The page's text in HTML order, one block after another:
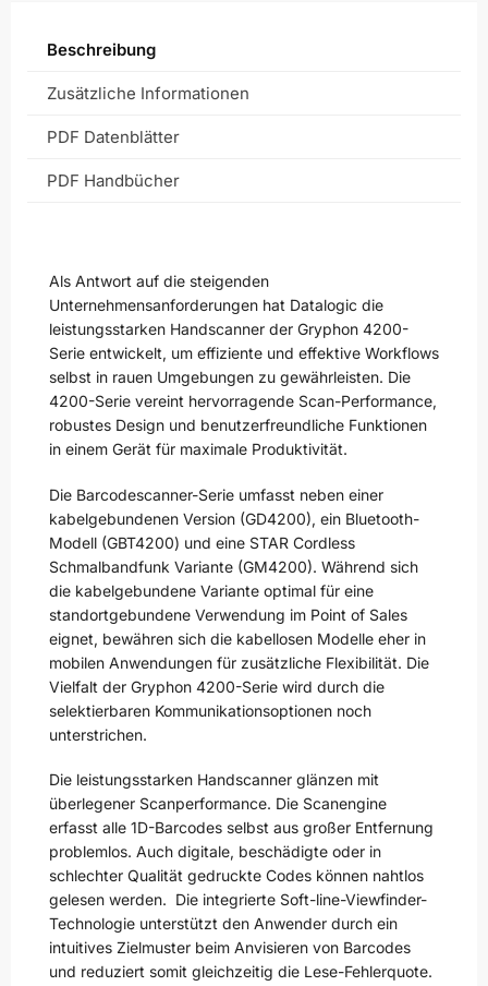
Beschreibung
Zusätzliche Informationen
PDF Datenblätter
PDF Handbücher
Als Antwort auf die steigenden
Unternehmensanforderungen hat Datalogic die
leistungsstarken Handscanner der Gryphon 4200-
Serie entwickelt, um effiziente und effektive Workflows
selbst in rauen Umgebungen zu gewährleisten. Die
4200-Serie vereint hervorragende Scan-Performance,
robustes Design und benutzerfreundliche Funktionen
in einem Gerät für maximale Produktivität.
Die Barcodescanner-Serie umfasst neben einer
kabelgebundenen Version (GD4200), ein Bluetooth-
Modell (GBT4200) und eine STAR Cordless
Schmalbandfunk Variante (GM4200). Während sich
die kabelgebundene Variante optimal für eine
standortgebundene Verwendung im Point of Sales
eignet, bewähren sich die kabellosen Modelle eher in
mobilen Anwendungen für zusätzliche Flexibilität. Die
Vielfalt der Gryphon 4200-Serie wird durch die
selektierbaren Kommunikationsoptionen noch
unterstrichen.
Die leistungsstarken Handscanner glänzen mit
überlegener Scanperformance. Die Scanengine
erfasst alle 1D-Barcodes selbst aus großer Entfernung
problemlos. Auch digitale, beschädigte oder in
schlechter Qualität gedruckte Codes können nahtlos
gelesen werden. Die integrierte Soft-line-Viewfinder-
Technologie unterstützt den Anwender durch ein
intuitives Zielmuster beim Anvisieren von Barcodes
und reduziert somit gleichzeitig die Lese-Fehlerquote.